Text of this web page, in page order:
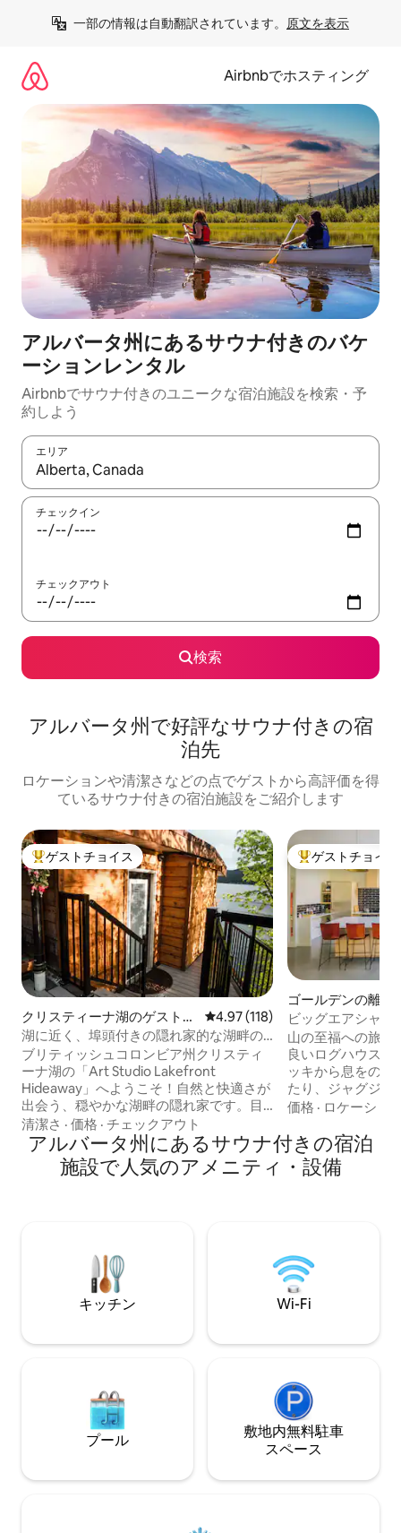
一部の情報は自動翻訳されています。 原文を表示
Airbnbでホスティング
アルバータ州にあるサウナ付きのバケ
ーションレンタル
Airbnbでサウナ付きのユニークな宿泊施設を検索・予
約しよう
エリア
検索結果が表示されたら、上下の矢印キーを使って移動するか
チェックイン
チェックアウト
検索
アルバータ州で好評なサウナ付きの宿
泊先
ロケーションや清潔さなどの点でゲストから高評価を得
ているサウナ付きの宿泊施設をご紹介します
大好評のゲストチョイスです。
ゲストチョイス
クリスティーナ湖のゲストス
イート
レビュー118件、5つ星中4.97つ
4.97 (118)
湖に近く、埠頭付きの隠れ家的な湖畔の
宿泊先です！
ブリティッシュコロンビア州クリスティ
ーナ湖の「Art Studio Lakefront
Hideaway」へようこそ！自然と快適さが
出会う、穏やかな湖畔の隠れ家です。目
を覚ますと、素晴らしい湖の景色が広が
ります。居心地のよいパティオでモーニ
ングコーヒーを楽しんだり、夕日が沈む
頃には屋内または屋外の暖炉でくつろい
たキッチンとスパのようなスチームシャ
ワーがあります。リラックスしたり、探
索したり、あるいはその両方を楽しみま
しょう！湖畔の隠れ家を貸し切りでお楽
清潔さ · 価格 · チェックアウト
大好評のゲスト
ゲストチョイス
ゴールデンの離れ
ビッグエアシャ
ー）
山の至福への旅 木々に囲まれた居心地の
良いログハウスで
ッキから息をのむ
たり、ジャグジー
ユニークなツリー
ような気分を味わ
ョンです： ゴー
ら6分 キッキング
したデッキ 露天
価格 · ロケーショ
アルバータ州にあるサウナ付きの宿泊
施設で人気のアメニティ・設備
キッチン Wi-Fi
プール
敷地内無料駐⁠車
ス⁠ペ⁠ー⁠ス